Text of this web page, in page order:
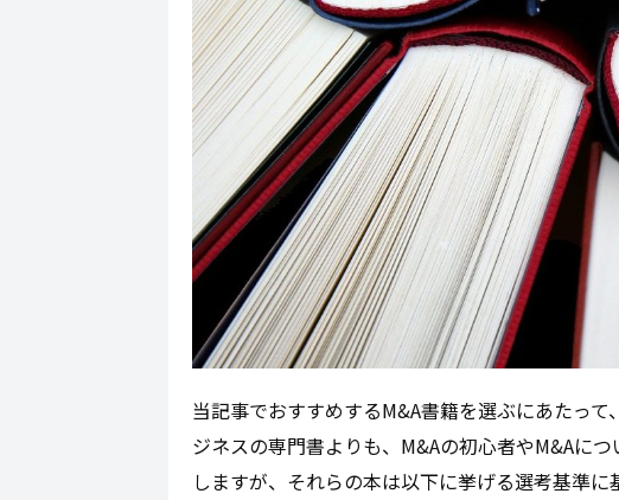
当記事でおすすめするM&A書籍を選ぶにあたっ
ジネスの専門書よりも、M&Aの初心者やM&Aにつ
しますが、それらの本は以下に挙げる選考基準